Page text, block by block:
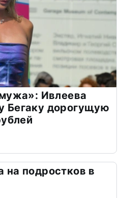
Ивлеева
Бегаку дорогущую
на подростков в